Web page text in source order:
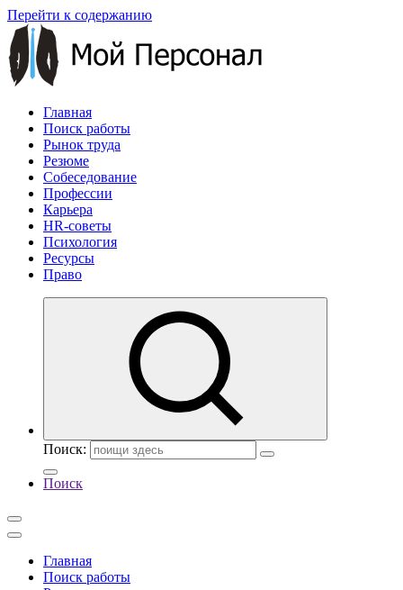
Перейти к содержанию
Главная
Поиск работы
Рынок труда
Резюме
Собеседование
Профессии
Карьера
HR-советы
Психология
Ресурсы
Право
Поиск:
Поиск
Главная
Поиск работы